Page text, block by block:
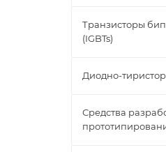
Транзисторы
(IGBTs)
Диодно-
Средства